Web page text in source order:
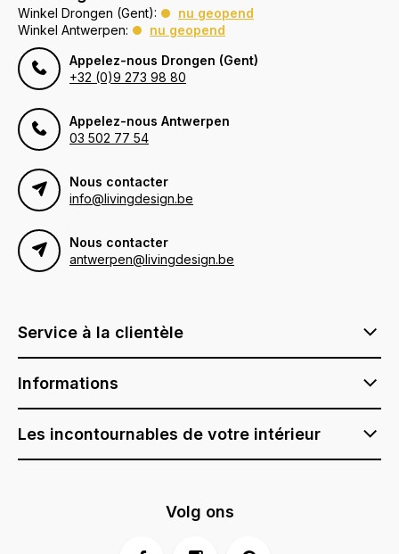
Winkel Drongen (Gent):
nu geopend
Winkel Antwerpen:
nu geopend
Appelez-nous Drongen (Gent)
+32 (0)9 273 98 80
Appelez-nous Antwerpen
03 502 77 54
Nous contacter
info@livingdesign.be
Nous contacter
antwerpen@livingdesign.be
Service à la clientèle
Informations
Les incontournables de votre intérieur
Volg ons